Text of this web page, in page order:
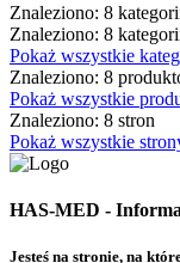
Znaleziono: 8
Znaleziono: 8
Pokaż wszystkie
Znaleziono: 8
Pokaż wszystkie
Znaleziono: 8 stron
Pokaż wszystkie
HAS-MED -
Jesteś na stronie, na